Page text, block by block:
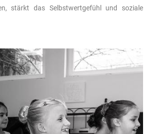
stärkt das Selbstwertgefühl und soziale